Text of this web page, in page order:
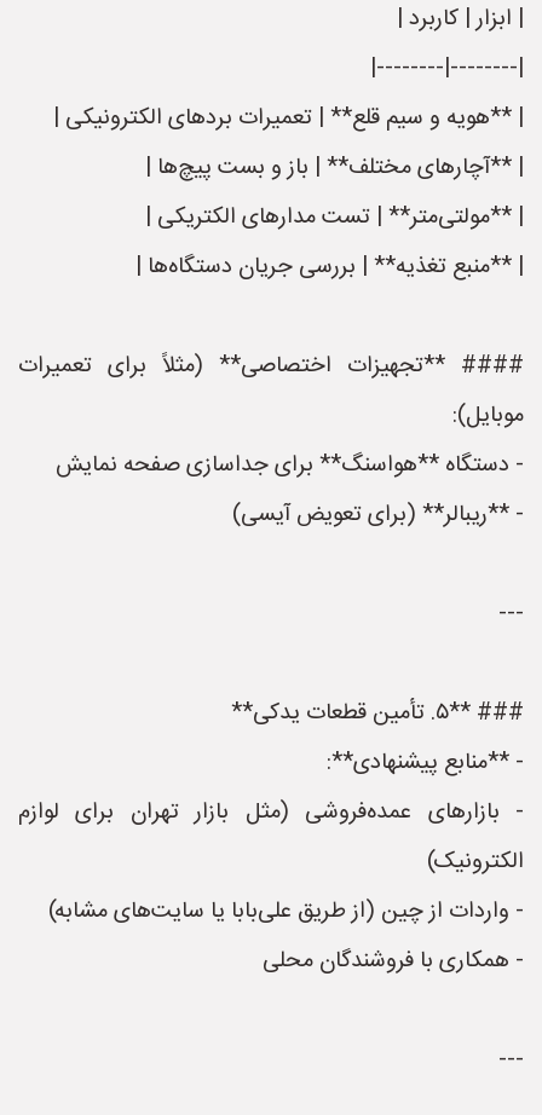
| ابزار | کاربرد |
|--------|--------|
| **هویه و سیم قلع** | تعمیرات بردهای الکترونیکی |
| **آچارهای مختلف** | باز و بست پیچ‌ها |
| **مولتی‌متر** | تست مدارهای الکتریکی |
| **منبع تغذیه** | بررسی جریان دستگاه‌ها |
#### **تجهیزات اختصاصی** (مثلاً برای تعمیرات
موبایل):
- دستگاه **هواسنگ** برای جداسازی صفحه نمایش
- **ریبالر** (برای تعویض آیسی)
---
### **۵. تأمین قطعات یدکی**
- **منابع پیشنهادی**:
- بازارهای عمده‌فروشی (مثل بازار تهران برای لوازم
الکترونیک)
- واردات از چین (از طریق علی‌بابا یا سایت‌های مشابه)
- همکاری با فروشندگان محلی
---